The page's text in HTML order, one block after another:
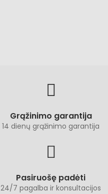
Grąžinimo garantija
14 dienų grąžinimo garantija
Pasiruošę padėti
24/7 pagalba ir konsultacijos